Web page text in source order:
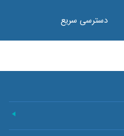
دسترسی سریع